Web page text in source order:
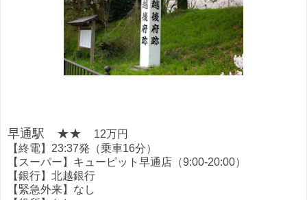
早通駅 ★★
12万円
【終電】23:37発（乗車16分）
【スーパー】キューピット早通店（9:00-20:00）
【銀行】北越銀行
【緊急外来】なし